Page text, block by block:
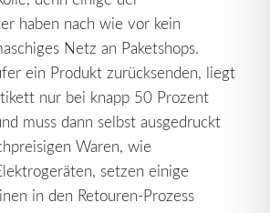
haben nach wie vor kein
Netz an Paketshops.
ein Produkt zurücksenden, liegt
nur bei knapp 50 Prozent
muss dann selbst ausgedruckt
Waren, wie
setzen einige
in den Retouren-Prozess